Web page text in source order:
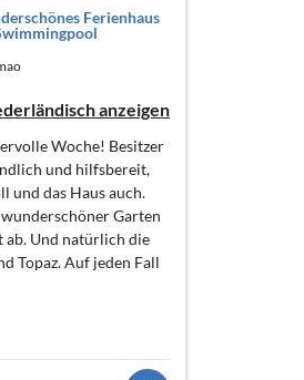
Ferienhaus
anzeigen
Woche! Besitzer
und hilfsbereit,
und das Haus auch.
Garten
ab. Und natürlich die
Topaz. Auf jeden Fall